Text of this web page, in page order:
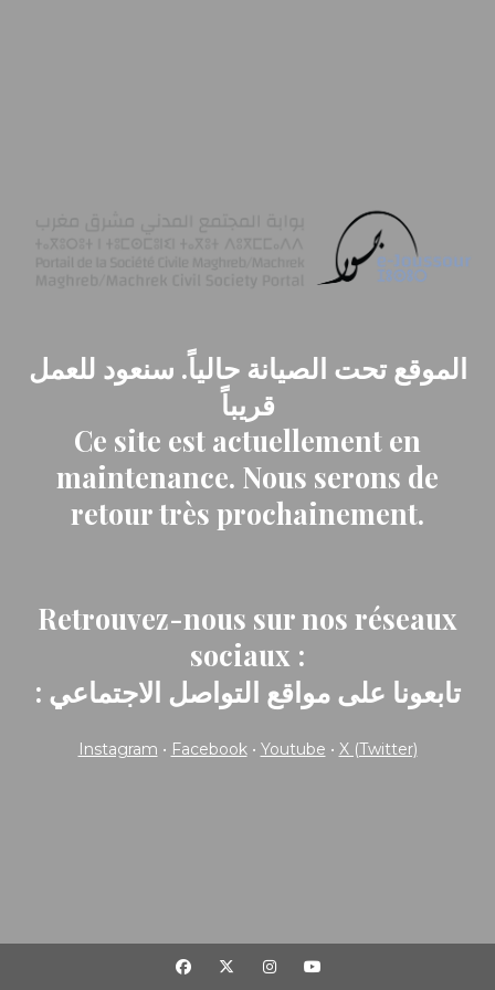
الموقع تحت الصيانة حالياً. سنعود للعمل
قريباً
Ce site est actuellement en
maintenance. Nous serons de
retour très prochainement.
Retrouvez-nous sur nos réseaux
sociaux :
: تابعونا على مواقع التواصل الاجتماعي
Instagram • Facebook• Youtube • X (Twitter)